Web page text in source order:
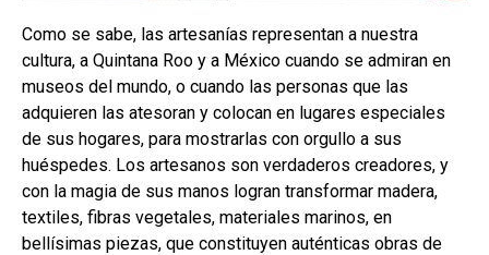
Como se sabe, las artesanías representan a nuestra
cultura, a Quintana Roo y a México cuando se admiran en
museos del mundo, o cuando las personas que las
adquieren las atesoran y colocan en lugares especiales
de sus hogares, para mostrarlas con orgullo a sus
huéspedes. Los artesanos son verdaderos creadores, y
con la magia de sus manos logran transformar madera,
textiles, fibras vegetales, materiales marinos, en
bellísimas piezas, que constituyen auténticas obras de